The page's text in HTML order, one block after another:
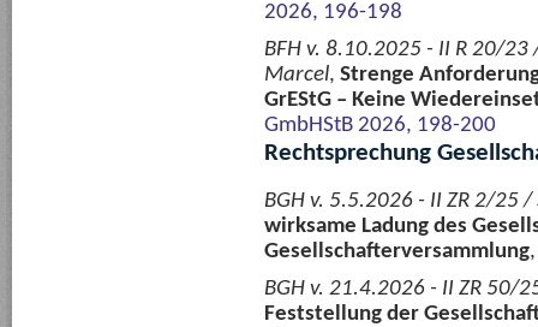
2026, 196-198
BFH v. 8.10.2025 - II R 20/23
Marcel, Strenge
GrEStG – Keine
GmbHStB 2026, 198-200
Rechtsprechung
BGH v. 5.5.2026 - II ZR 2/25
wirksame Ladung des
Gesellschafterversammlung
BGH v. 21.4.2026 - II ZR 50/
Feststellung der